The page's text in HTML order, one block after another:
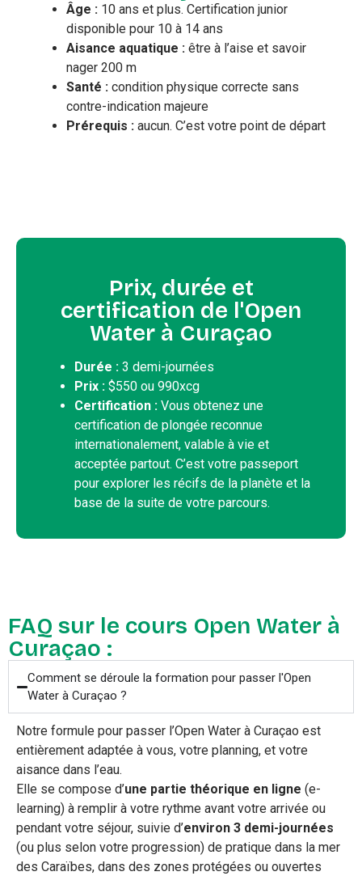
Âge : 10 ans et plus. Certification junior
disponible pour 10 à 14 ans
Aisance aquatique : être à l’aise et savoir
nager 200 m
Santé : condition physique correcte sans
contre-indication majeure
Prérequis : aucun. C’est votre point de départ
Prix, durée et
certification de l'Open
Water à Curaçao
Durée : 3 demi-journées
Prix : $550 ou 990xcg
Certification : Vous obtenez une
certification de plongée reconnue
internationalement, valable à vie et
acceptée partout. C’est votre passeport
pour explorer les récifs de la planète et la
base de la suite de votre parcours.
FAQ sur le cours Open Water à
Curaçao :
Comment se déroule la formation pour passer l'Open
Water à Curaçao ?
Notre formule pour passer l’Open Water à Curaçao est
entièrement adaptée à vous, votre planning, et votre
aisance dans l’eau.
Elle se compose d’une partie théorique en ligne (e-
learning) à remplir à votre rythme avant votre arrivée ou
pendant votre séjour, suivie d’environ 3 demi-journées
(ou plus selon votre progression) de pratique dans la mer
des Caraïbes, dans des zones protégées ou ouvertes